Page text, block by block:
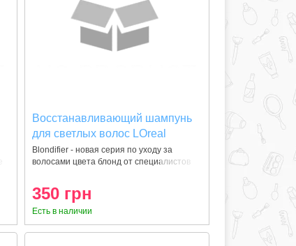
Восстанавливающий шампунь
для светлых волос LOreal
Professionnel Blondifier Serie
Expert Gloss Shampoo 300 ml
Blondifier - новая серия по уходу за
волосами цвета блонд от специалистов
350 грн
Есть в наличии